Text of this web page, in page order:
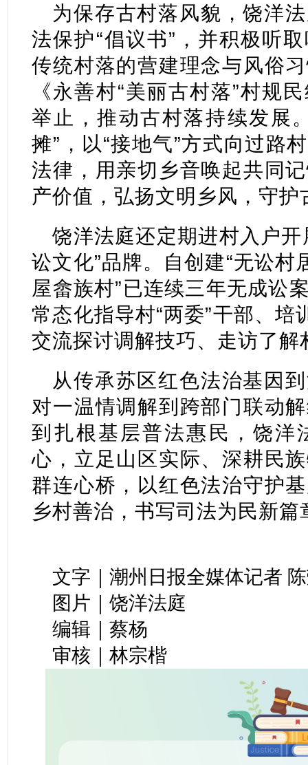
为保存古村落风貌，饶洋
法保护“倡议书”，并积极听
传统村落的营建理念与风俗
《永善村“美丽古村落”村规
举止，推动古村落持续发展
摊”，以“接地气”方式向过路
法律，用亲切乡音唤起共同
产价值，弘扬文明乡风，守护
饶洋法庭还定期进村入户
讼文化”品牌。自创建“无讼村
屋畲族村”已连续三年无成讼
常态化指导村“两委”干部、培
交流探讨调解技巧、走访了
从传承苏区红色法治基因
对一温情调解到跨部门联动
到扎根基层普法惠民，饶洋
心，立足山区实际、深耕民
群连心桥，以红色法治守护
乡村善治，书写司法为民新篇
文字｜潮州日报全媒体记者
图片｜饶洋法庭
编辑｜蔡杨
审核｜林宗楷